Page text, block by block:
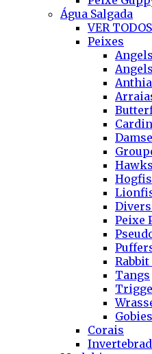
Água Salgada
VER TODOS
Peixes
Angels
Hawks
Peixe
Rabbit
Tangs
Corais